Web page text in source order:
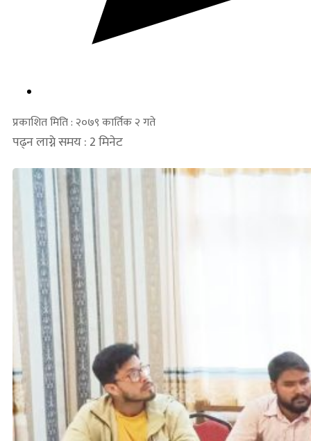
प्रकाशित मिति : २०७९ कार्तिक २ गते
पढ्न लाग्ने समय : 2 मिनेट